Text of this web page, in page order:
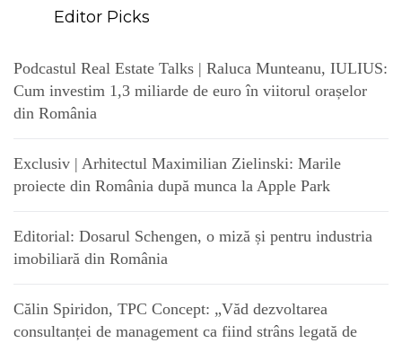
Editor Picks
Podcastul Real Estate Talks | Raluca Munteanu, IULIUS:
Cum investim 1,3 miliarde de euro în viitorul orașelor
din România
Exclusiv | Arhitectul Maximilian Zielinski: Marile
proiecte din România după munca la Apple Park
Editorial: Dosarul Schengen, o miză și pentru industria
imobiliară din România
Călin Spiridon, TPC Concept: „Văd dezvoltarea
consultanței de management ca fiind strâns legată de